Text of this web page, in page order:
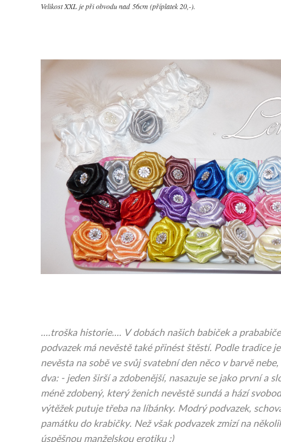
Velikost XXL je při obvodu nad 56cm (příplatek 20,-).
....troška historie.... V dobách našich babiček a
podvazek má nevěstě také přinést štěstí. Podle tradice
nevěsta na sobě ve svůj svatební den něco v barvě
dva: - jeden širší a zdobenější, nasazuje se jako první a
méně zdobený, který ženich nevěstě sundá a hází
výtěžek putuje třeba na líbánky. Modrý podvazek,
památku do krabičky. Než však podvazek zmizí na
úspěšnou manželskou erotiku :)